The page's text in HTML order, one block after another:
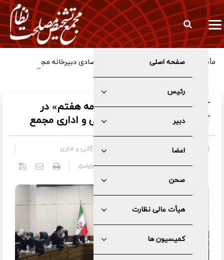
صفحه اصلی
رئیس
دبیر
اعضا
صحن
هیأت عالی نظارت
کمیسیون ها
مأموریت دکتر کدخدایی به کمیسیون اقتصادی دبیرخانه مجمع
تشخیص
آغاز فرایند بررسی لایحه«برنامه هفتم» در
کمیسیون اقتصادی، بازرگانی و اداری مجمع
کمیسیون ها
کمیسیون اقتصادی، بازرگانی و اداری
۱۴۰۲/۰۵/۲۲ - ۱۲:۱۶
کد خبر:۵۰۹۵